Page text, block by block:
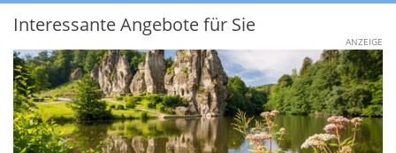
Interessante Angebote für Sie
ANZEIGE